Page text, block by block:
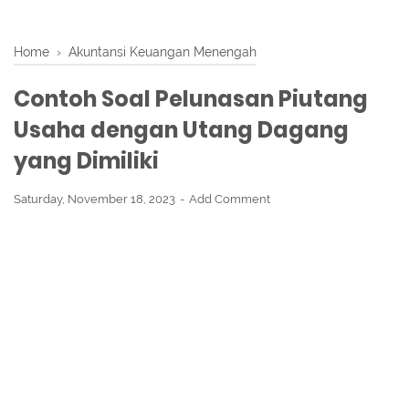
Home › Akuntansi Keuangan Menengah
Contoh Soal Pelunasan Piutang
Usaha dengan Utang Dagang
yang Dimiliki
Saturday, November 18, 2023 Add Comment